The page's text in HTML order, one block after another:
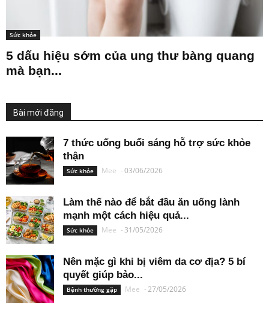
Sức khỏe
5 dấu hiệu sớm của ung thư bàng quang
mà bạn...
Bài mới đăng
7 thức uống buổi sáng hỗ trợ sức khỏe
thận
Sức khỏe Mee -03/06/2026
Làm thế nào để bắt đầu ăn uống lành
mạnh một cách hiệu quả...
Sức khỏe Mee - 31/05/2026
Nên mặc gì khi bị viêm da cơ địa? 5 bí
quyết giúp bảo...
Bệnh thường gặp Mee -27/05/2026